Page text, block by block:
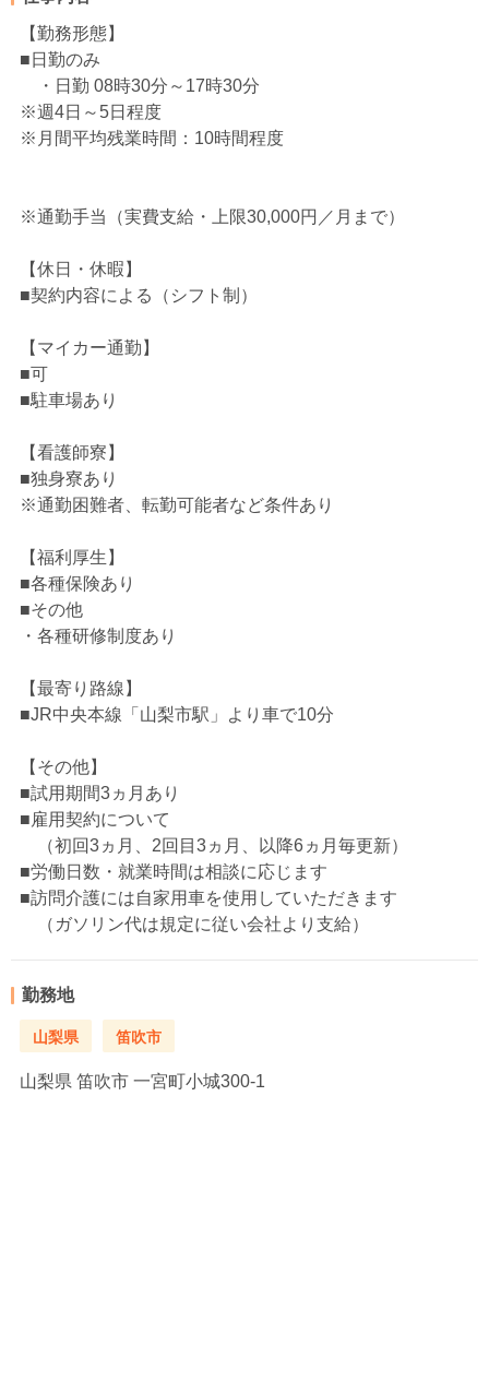
【勤務形態】
■日勤のみ
・日勤 08時30分～17時30分
※週4日～5日程度
※月間平均残業時間：10時間程度
※通勤手当（実費支給・上限30,000円／月まで）
【休日・休暇】
■契約内容による（シフト制）
【マイカー通勤】
■可
■駐車場あり
【看護師寮】
■独身寮あり
※通勤困難者、転勤可能者など条件あり
【福利厚生】
■各種保険あり
■その他
・各種研修制度あり
【最寄り路線】
■JR中央本線「山梨市駅」より車で10分
【その他】
■試用期間3ヵ月あり
■雇用契約について
（初回3ヵ月、2回目3ヵ月、以降6ヵ月毎更新）
■労働日数・就業時間は相談に応じます
■訪問介護には自家用車を使用していただきます
（ガソリン代は規定に従い会社より支給）
勤務地
山梨県 笛吹市
山梨県 笛吹市 一宮町小城300-1